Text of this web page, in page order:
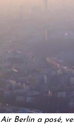
Air Berlin a posé,